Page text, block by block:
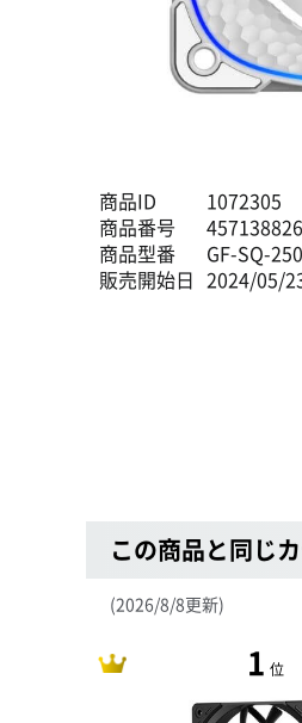
商品ID
1072305
商品番号
商品型番
GF-SQ-
販売開始日 2024/05/
この商品と同じ
(2026/8/8更新)
1 位